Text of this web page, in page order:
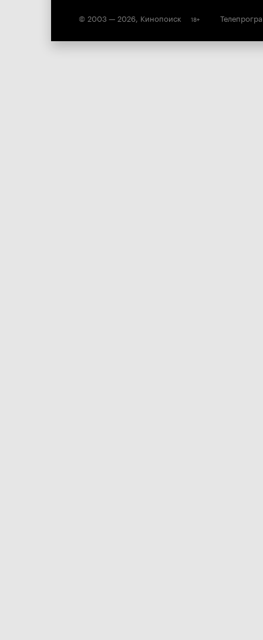
© 2003 — 2026, Кинопоиск 18+